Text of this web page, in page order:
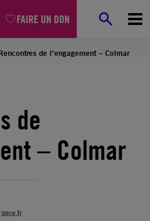
FAIRE UN DON
de l’engagement – Colmar
de
– Colmar